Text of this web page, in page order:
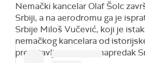
Nemački kancelar Olaf Šolc
Srbiji, a na aerodromu ga je
Srbije Miloš Vučević, koji je
nemačkog kancelara od
predstavlja osnov za napredak